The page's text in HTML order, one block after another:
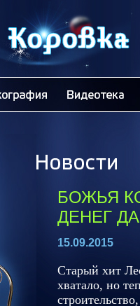
БОЖЬЯ
ДЕНЕГ
15.09.2015
Старый хит
хватало, но